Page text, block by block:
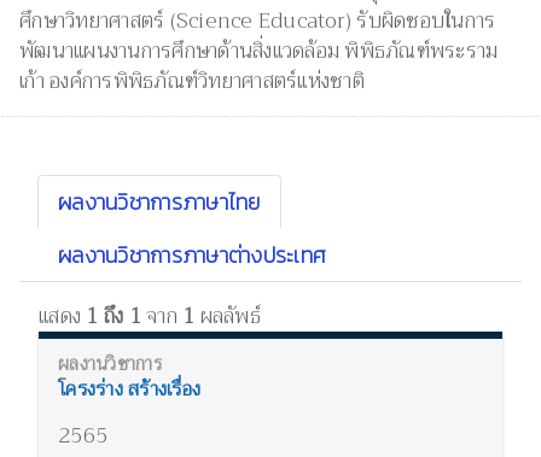
ศึกษาวิทยาศาสตร์ (Science Educator) รับผิดชอบในการ
พัฒนาแผนงานการศึกษาด้านสิ่งแวดล้อม พิพิธภัณฑ์พระราม
เก้า องค์การพิพิธภัณฑ์วิทยาศาสตร์แห่งชาติ
ผลงานวิชาการภาษาไทย
ผลงานวิชาการภาษาต่างประเทศ
แสดง 1 ถึง 1จาก 1 ผลลัพธ์
โครงร่าง สร้างเรื่อง
2565